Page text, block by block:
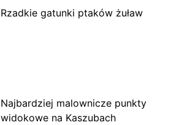
Rzadkie gatunki ptaków żuław
Najbardziej malownicze punkty
widokowe na Kaszubach